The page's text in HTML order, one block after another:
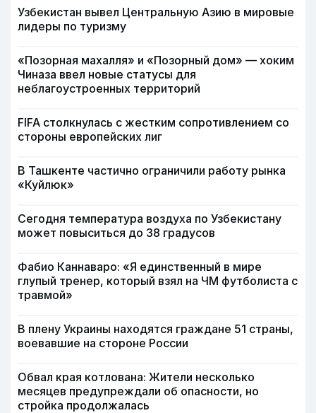
Узбекистан вывел Центральную Азию в мировые
лидеры по туризму
«Позорная махалля» и «Позорный дом» — хоким
Чиназа ввел новые статусы для
неблагоустроенных территорий
FIFA столкнулась с жестким сопротивлением со
стороны европейских лиг
В Ташкенте частично ограничили работу рынка
«Куйлюк»
Сегодня температура воздуха по Узбекистану
может повыситься до 38 градусов
Фабио Каннаваро: «Я единственный в мире
глупый тренер, который взял на ЧМ футболиста с
травмой»
В плену Украины находятся граждане 51 страны,
воевавшие на стороне России
Обвал края котлована: Жители несколько
месяцев предупреждали об опасности, но
стройка продолжалась